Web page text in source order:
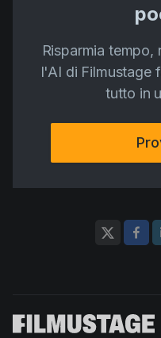
Risparmia tempo,
l'AI di Filmustage
tutto in